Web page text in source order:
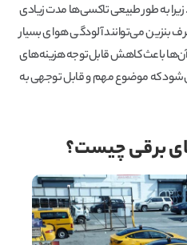
زیرا به طور طبیعی تاکسی‌ها مدت زیادی
می‌توانند آلودگی هوای بسیار
آن‌ها باعث کاهش قابل‌توجه هزینه‌های
که موضوع مهم و قابل توجهی به
برقی چیست؟